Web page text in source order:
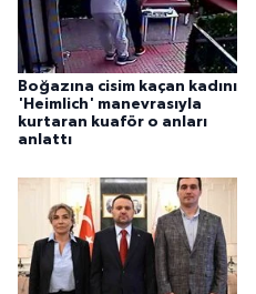
Boğazına cisim kaçan kadını
'Heimlich' manevrasıyla
kurtaran kuaför o anları
anlattı